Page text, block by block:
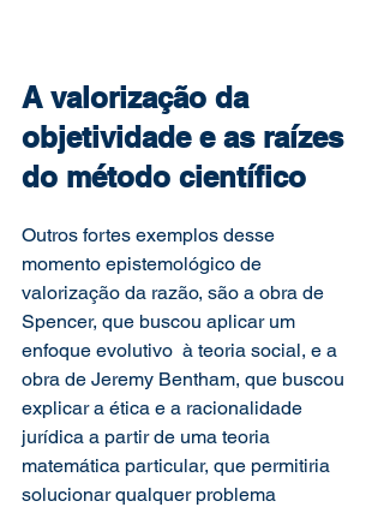
A valorização da
objetividade e as raízes
do método científico
Outros fortes exemplos desse
momento epistemológico de
valorização da razão, são a obra de
Spencer, que buscou aplicar um
enfoque evolutivo  à teoria social, e a
obra de Jeremy Bentham, que buscou
explicar a ética e a racionalidade
jurídica a partir de uma teoria
matemática particular, que permitiria
solucionar qualquer problema